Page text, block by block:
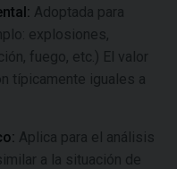
Adoptada para
explosiones,
fuego, etc.) El valor
típicamente iguales a
Aplica para el análisis
a la situación de